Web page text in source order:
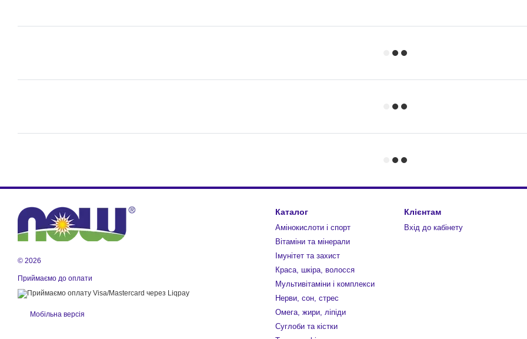
© 2026
Приймаємо до оплати
Мобільна версія
Каталог
Амінокислоти і спорт
Вітаміни та мінерали
Імунітет та захист
Краса, шкіра, волосся
Мультивітаміни і комплекси
Нерви, сон, стрес
Омега, жири, ліпіди
Суглоби та кістки
Клієнтам
Вхід до кабінету